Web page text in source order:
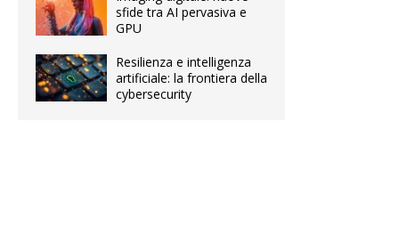
sfide tra AI pervasiva e
GPU
Resilienza e intelligenza
artificiale: la frontiera della
cybersecurity